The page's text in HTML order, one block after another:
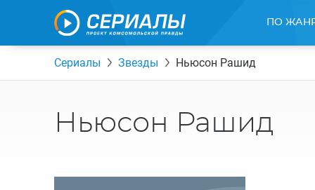
ПО
Сериалы Звезды Ньюсон Рашид
Ньюсон Рашид